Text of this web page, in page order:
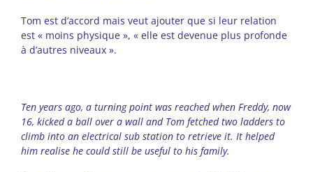
Tom est d’accord mais veut ajouter que si leur relation
est « moins physique », « elle est devenue plus profonde
à d’autres niveaux ».
Ten years ago, a turning point was reached when Freddy, now
16, kicked a ball over a wall and Tom fetched two ladders to
climb into an electrical sub station to retrieve it. It helped
him realise he could still be useful to his family.